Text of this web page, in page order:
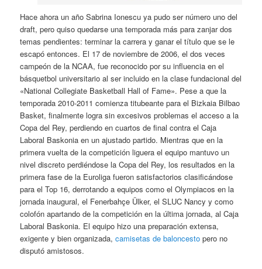
Hace ahora un año Sabrina Ionescu ya pudo ser número uno del
draft, pero quiso quedarse una temporada más para zanjar dos
temas pendientes: terminar la carrera y ganar el título que se le
escapó entonces. El 17 de noviembre de 2006, el dos veces
campeón de la NCAA, fue reconocido por su influencia en el
básquetbol universitario al ser incluido en la clase fundacional del
«National Collegiate Basketball Hall of Fame». Pese a que la
temporada 2010-2011 comienza titubeante para el Bizkaia Bilbao
Basket, finalmente logra sin excesivos problemas el acceso a la
Copa del Rey, perdiendo en cuartos de final contra el Caja
Laboral Baskonia en un ajustado partido. Mientras que en la
primera vuelta de la competición liguera el equipo mantuvo un
nivel discreto perdiéndose la Copa del Rey, los resultados en la
primera fase de la Euroliga fueron satisfactorios clasificándose
para el Top 16, derrotando a equipos como el Olympiacos en la
jornada inaugural, el Fenerbahçe Ülker, el SLUC Nancy y como
colofón apartando de la competición en la última jornada, al Caja
Laboral Baskonia. El equipo hizo una preparación extensa,
exigente y bien organizada,camisetas de baloncesto pero no
disputó amistosos.